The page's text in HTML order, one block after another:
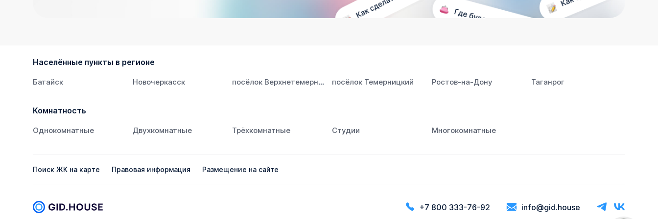
Населённые пункты в регионе
Батайск Новочеркасск посёлок Верхнетемерницкий посёлок Темерницкий Ростов‑на‑Дону Таганрог
Комнатность
Однокомнатные Двухкомнатные Трёхкомнатные Студии Многокомнатные
Поиск ЖК на карте Правовая информация Размещение на сайте
+7 800 333-76-92 info@gid.house